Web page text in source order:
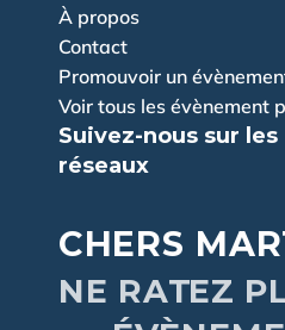
À propos
Contact
Promouvoir un
Voir tous les évènement
Suivez-nous sur les
réseaux
CHERS
NE RATEZ